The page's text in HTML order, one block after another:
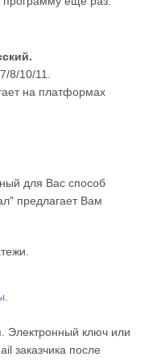
8/10/11.
на платформах
для Вас способ
предлагает Вам
.
Электронный ключ или
заказчика после